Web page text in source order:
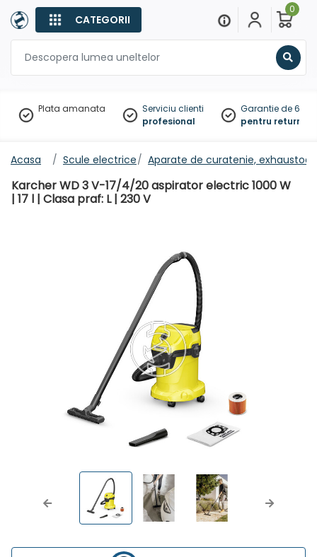
CATEGORII
0
Plata amanata
Serviciu clienti
profesional
Garantie de 60
pentru
Acasa Scule electrice Aparate de curatenie,
Karcher WD 3 V-17/4/20 aspirator electric 1000 W
| 17 l | Clasa praf: L | 230 V
Previous Next